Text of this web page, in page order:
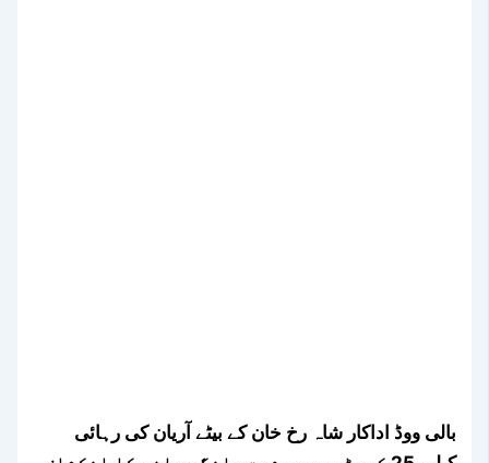
بالی ووڈ اداکار شاہ رخ خان کے بیٹے آریان کی رہائی